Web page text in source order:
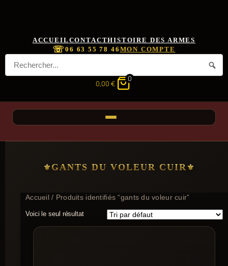
ACCUEIL CONTACTHISTOIRE DES ARMES
☏06 63 55 78 46 MON COMPTE
0,00 €
0
GANTS DU VOLEUR CUIR
Accueil/ Produits identifiés “gants du voleur cuir”
Voici le seul résultat